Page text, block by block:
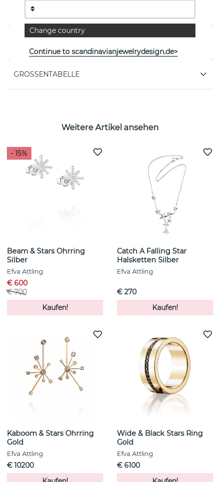
Thousand Stars ist ein 18k Weißgold Ring von der
schwedischen Marke Efva Attling
EIGENSCHAFTEN
GRÖSSENTABELLE
Weitere Artikel ansehen
- 15%
Beam & Stars Ohrring
Silber
Efva Attling
€ 600
€ 700
Kaufen!
Catch A Falling Star
Halsketten Silber
Efva Attling
€ 270
Kaufen!
Kaboom & Stars Ohrring
Gold
Efva Attling
€ 10200
Wide & Black Stars Ring
Gold
Efva Attling
€ 6100
Change country
Continue to scandinavianjewelrydesign.de>